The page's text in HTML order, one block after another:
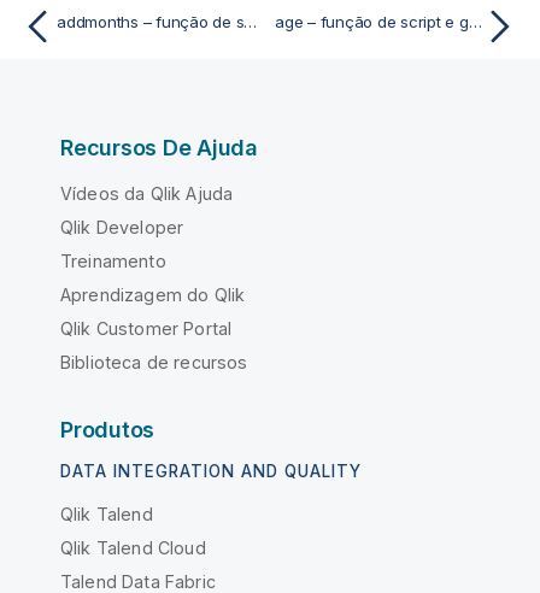
addmonths – função de script e gráfico age – função de script e gráfico
Recursos De Ajuda
Vídeos da Qlik Ajuda
Qlik Developer
Treinamento
Aprendizagem do Qlik
Qlik Customer Portal
Biblioteca de recursos
Produtos
DATA INTEGRATION AND QUALITY
Qlik Talend
Qlik Talend Cloud
Talend Data Fabric